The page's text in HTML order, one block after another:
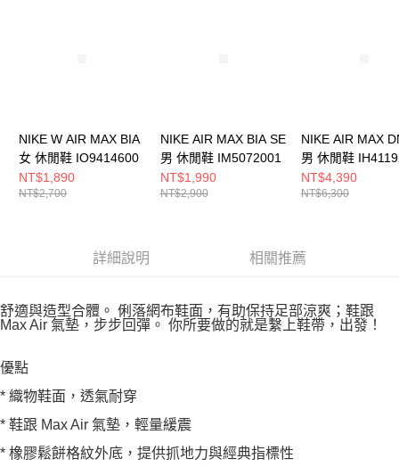
NIKE W AIR MAX BIA
女 休閒鞋 IO9414600
NT$1,890
NT$2,700
NIKE AIR MAX BIA SE
男 休閒鞋 IM5072001
NT$1,990
NT$2,900
NIKE AIR MAX
男 休閒鞋
NT$4,390
NT$6,300
詳細說明 相關推薦
舒適與造型合體。 俐落網布鞋面，有助保持足部涼爽；鞋跟
Max Air 氣墊，步步回彈。 你所要做的就是繫上鞋帶，出發！
優點
* 織物鞋面，透氣耐穿
* 鞋跟 Max Air 氣墊，輕量緩震
* 橡膠鬆餅格紋外底，提供抓地力與經典指標性